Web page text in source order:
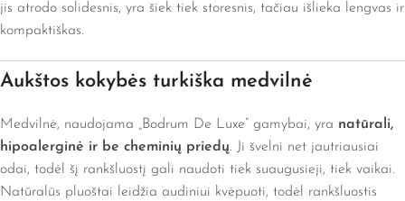
jis atrodo solidesnis, yra šiek tiek storesnis, tačiau išlieka lengvas ir
kompaktiškas.
Aukštos kokybės turkiška medvilnė
Medvilnė, naudojama „Bodrum De Luxe“ gamybai, yra natūrali,
hipoalerginė ir be cheminių priedų. Ji švelni net jautriausiai
odai, todėl šį rankšluostį gali naudoti tiek suaugusieji, tiek vaikai.
Natūralūs pluoštai leidžia audiniui kvėpuoti, todėl rankšluostis